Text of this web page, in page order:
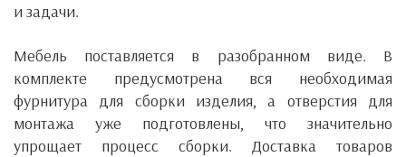
и задачи.
Мебель поставляется в разобранном виде. В
комплекте предусмотрена вся необходимая
фурнитура для сборки изделия, а отверстия для
монтажа уже подготовлены, что значительно
упрощает процесс сборки. Доставка товаров